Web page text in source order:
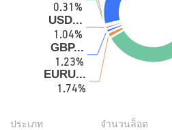
ประเภท จำนวนล็อต